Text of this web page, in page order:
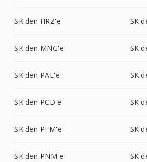
SK'den HRZ'e
SK'den MNG'e
SK'den PAL'e
SK'den PCD'e
SK'den PFM'e
SK'den PNM'e